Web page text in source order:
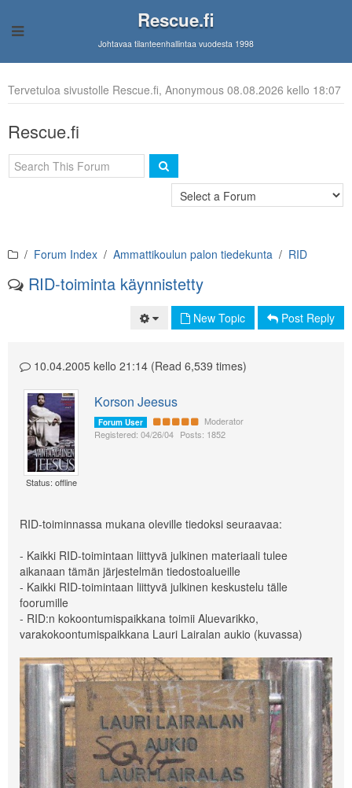
Rescue.fi
Johtavaa tilanteenhallintaa vuodesta 1998
Tervetuloa sivustolle Rescue.fi, Anonymous 08.08.2026 kello 18:07
Rescue.fi
Forum Index Ammattikoulun palon tiedekunta RID
RID-toiminta käynnistetty
New Topic Post Reply
10.04.2005 kello 21:14 (Read 6,539 times)
Status: offline
Korson Jeesus
Forum User
Moderator
Registered: 04/26/04 Posts: 1852
RID-toiminnassa mukana oleville tiedoksi seuraavaa:
- Kaikki RID-toimintaan liittyvä julkinen materiaali tulee
aikanaan tämän järjestelmän tiedostoalueille
- Kaikki RID-toimintaan liittyvä julkinen keskustelu tälle
foorumille
- RID:n kokoontumispaikkana toimii Aluevarikko,
varakokoontumispaikkana Lauri Lairalan aukio (kuvassa)